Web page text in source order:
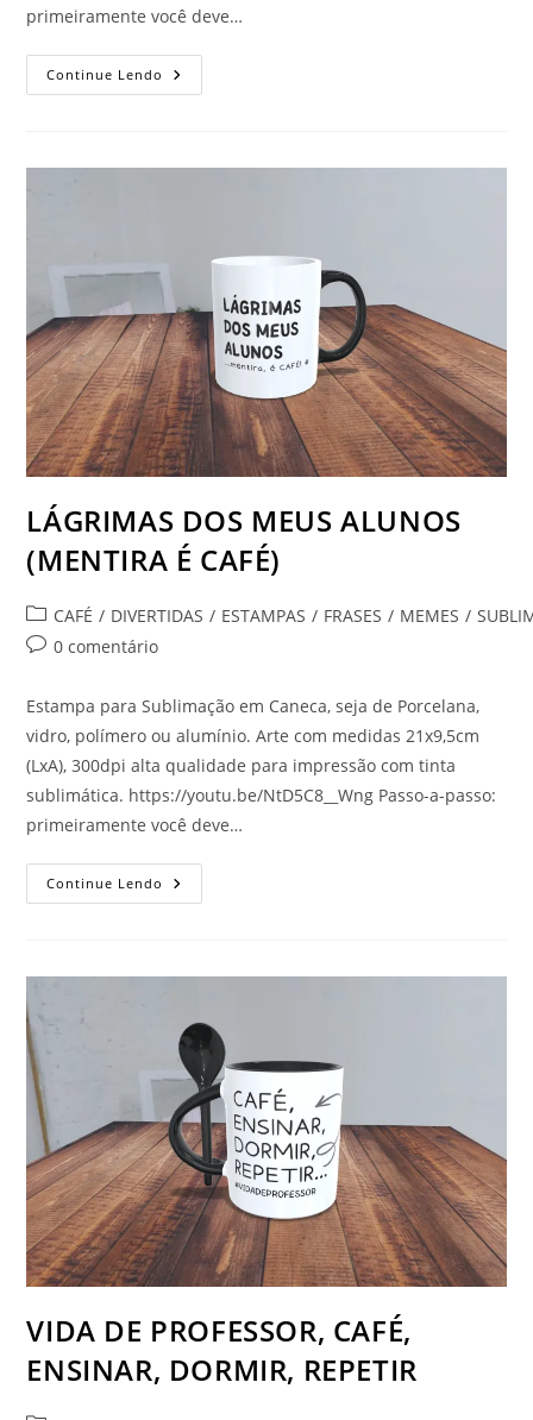
primeiramente você deve…
Continue Lendo CALMA
AINDA
LÁGRIMAS DOS MEUS ALUNOS
(MENTIRA É CAFÉ)
Categoria
do
CAFÉ / DIVERTIDAS / ESTAMPAS / FRASES / MEMES /
Comentários
post:
0 comentário
Estampa para Sublimação em Caneca, seja de Porcelana,
vidro, polímero ou alumínio. Arte com medidas 21x9,5cm
(LxA), 300dpi alta qualidade para impressão com tinta
sublimática. https://youtu.be/NtD5C8__Wng Passo-a-passo:
primeiramente você deve…
Continue Lendo LÁGRIMAS
DOS
CAFÉ)
VIDA DE PROFESSOR, CAFÉ,
ENSINAR, DORMIR, REPETIR